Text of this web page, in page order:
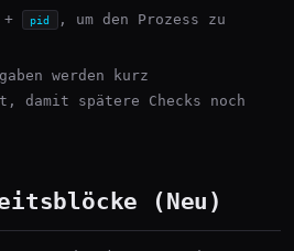
+ pid
, um den Prozess zu
werden kurz
damit spätere Checks noch
(Neu)